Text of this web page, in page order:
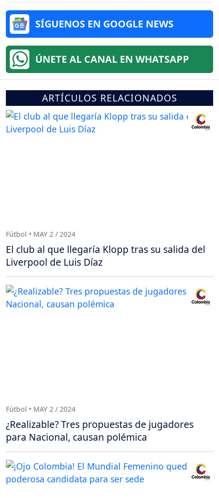
SÍGUENOS EN GOOGLE NEWS
ÚNETE AL CANAL EN WHATSAPP
ARTÍCULOS RELACIONADOS
Fútbol • MAY 2 / 2024
El club al que llegaría Klopp tras su salida del
Liverpool de Luis Díaz
Fútbol • MAY 2 / 2024
¿Realizable? Tres propuestas de jugadores
para Nacional, causan polémica